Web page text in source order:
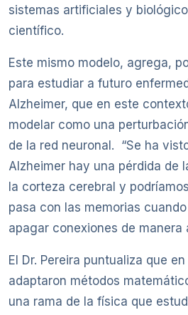
sistemas artificiales y
científico.
Este mismo modelo, agrega,
para estudiar a futuro
Alzheimer, que en este
modelar como una
de la red neuronal. “Se ha
Alzheimer hay una pérdida de
la corteza cerebral y
pasa con las memorias
apagar conexiones de manera
El Dr. Pereira puntualiza que
adaptaron métodos
una rama de la física que